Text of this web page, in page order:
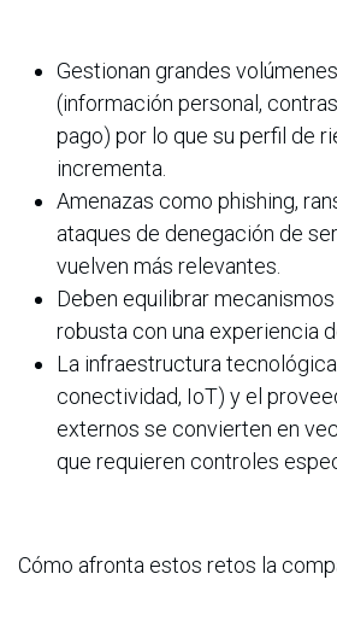
Gestionan grandes
(información personal,
pago) por lo que su perfil de
incrementa.
Amenazas como phishing,
ataques de denegación de
vuelven más relevantes.
Deben equilibrar
robusta con una experiencia
La infraestructura
conectividad, IoT) y el
externos se convierten en
que requieren controles
Cómo afronta estos retos la